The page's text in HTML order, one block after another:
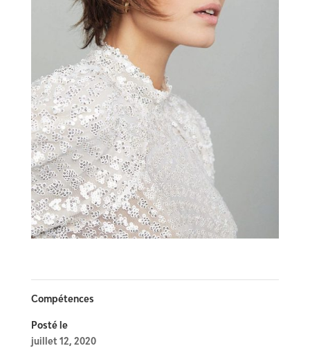
Compétences
Posté le
juillet 12, 2020